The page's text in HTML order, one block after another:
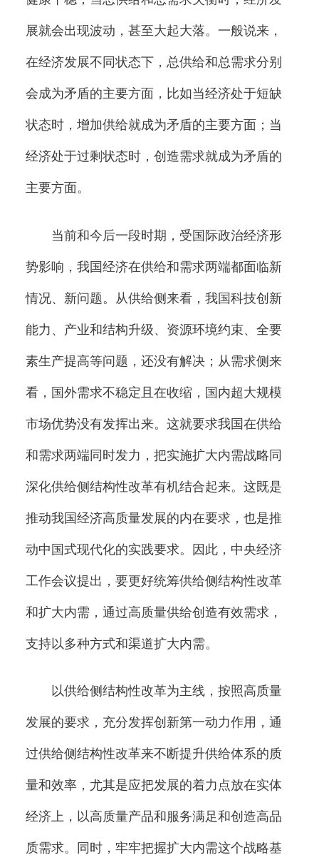
展就会出现波动，甚至大起大落。一般说来，
在经济发展不同状态下，总供给和总需求分别
会成为矛盾的主要方面，比如当经济处于短缺
状态时，增加供给就成为矛盾的主要方面；当
经济处于过剩状态时，创造需求就成为矛盾的
主要方面。
当前和今后一段时期，受国际政治经济形
势影响，我国经济在供给和需求两端都面临新
情况、新问题。从供给侧来看，我国科技创新
能力、产业和结构升级、资源环境约束、全要
素生产提高等问题，还没有解决；从需求侧来
看，国外需求不稳定且在收缩，国内超大规模
市场优势没有发挥出来。这就要求我国在供给
和需求两端同时发力，把实施扩大内需战略同
深化供给侧结构性改革有机结合起来。这既是
推动我国经济高质量发展的内在要求，也是推
动中国式现代化的实践要求。因此，中央经济
工作会议提出，要更好统筹供给侧结构性改革
和扩大内需，通过高质量供给创造有效需求，
支持以多种方式和渠道扩大内需。
以供给侧结构性改革为主线，按照高质量
发展的要求，充分发挥创新第一动力作用，通
过供给侧结构性改革来不断提升供给体系的质
量和效率，尤其是应把发展的着力点放在实体
经济上，以高质量产品和服务满足和创造高品
质需求。同时，牢牢把握扩大内需这个战略基